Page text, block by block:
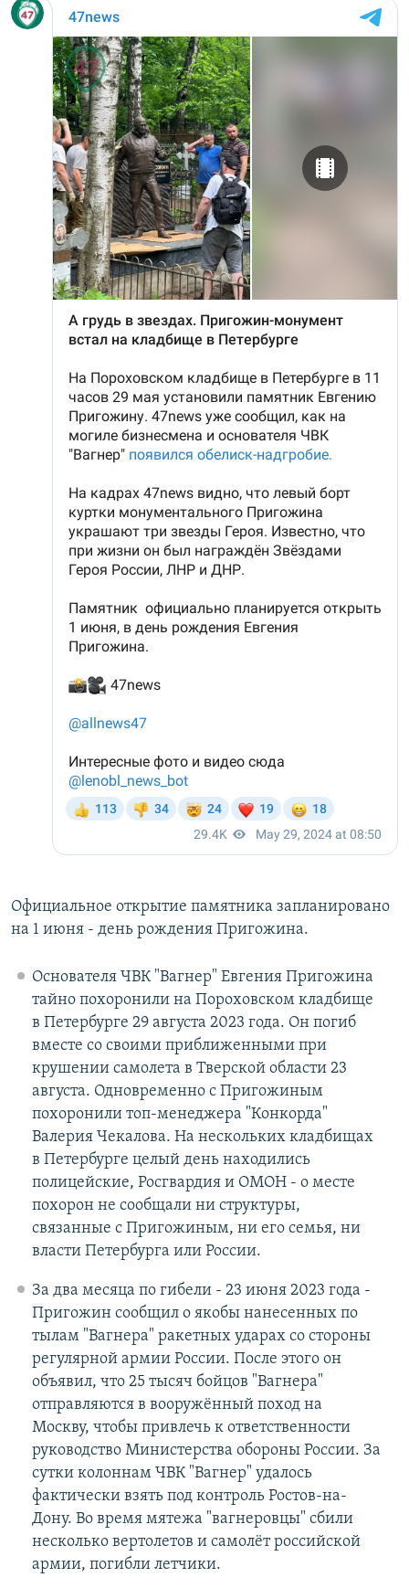
Официальное открытие памятника запланировано
на 1 июня - день рождения Пригожина.
Основателя ЧВК "Вагнер" Евгения Пригожина
тайно похоронили на Пороховском кладбище
в Петербурге 29 августа 2023 года. Он погиб
вместе со своими приближенными при
крушении самолета в Тверской области 23
августа. Одновременно с Пригожиным
похоронили топ-менеджера "Конкорда"
Валерия Чекалова. На нескольких кладбищах
в Петербурге целый день находились
полицейские, Росгвардия и ОМОН - о месте
похорон не сообщали ни структуры,
связанные с Пригожиным, ни его семья, ни
власти Петербурга или России.
За два месяца по гибели - 23 июня 2023 года -
Пригожин сообщил о якобы нанесенных по
тылам "Вагнера" ракетных ударах со стороны
регулярной армии России. После этого он
объявил, что 25 тысяч бойцов "Вагнера"
отправляются в вооружённый поход на
Москву, чтобы привлечь к ответственности
руководство Министерства обороны России. За
сутки колоннам ЧВК "Вагнер" удалось
фактически взять под контроль Ростов-на-
Дону. Во время мятежа "вагнеровцы" сбили
несколько вертолетов и самолёт российской
армии, погибли летчики.